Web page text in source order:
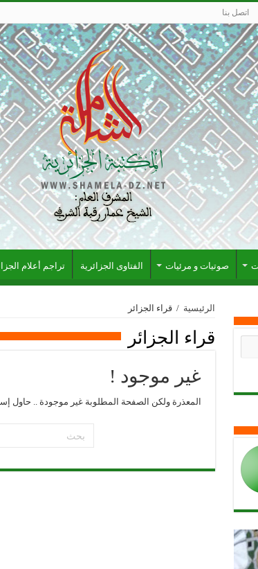
اتصل بنا
صوتيات و مرئيات الفتاوى الجزائرية تراجم أعلام
الرئيسية / قراء الجزائر
قراء الجزائر
غير موجود !
المعذرة ولكن الصفحة المطلوبة غير موجودة .. حاول